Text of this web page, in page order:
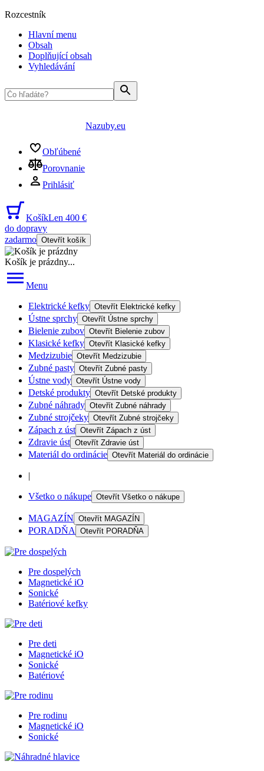
Rozcestník
Hlavní menu
Obsah
Doplňující obsah
Vyhledávání
Nazuby.eu
Obľúbené
Porovnanie
Prihlásiť
KošíkLen 400 €
do dopravy
zadarmo Otevřít košík
Košík je prázdny...
Menu
Elektrické kefky Otevřít Elektrické kefky
Ústne sprchy Otevřít Ústne sprchy
Bielenie zubov Otevřít Bielenie zubov
Klasické kefky Otevřít Klasické kefky
Medzizubie Otevřít Medzizubie
Zubné pasty Otevřít Zubné pasty
Ústne vody Otevřít Ústne vody
Detské produkty Otevřít Detské produkty
Zubné náhrady Otevřít Zubné náhrady
Zubné strojčeky Otevřít Zubné strojčeky
Zápach z úst Otevřít Zápach z úst
Zdravie úst Otevřít Zdravie úst
Materiál do ordinácie Otevřít Materiál do ordinácie
|
Všetko o nákupe Otevřít Všetko o nákupe
MAGAZÍN Otevřít MAGAZÍN
PORADŇA Otevřít PORADŇA
Pre dospelých
Magnetické iO
Sonické
Batériové kefky
Pre deti
Magnetické iO
Sonické
Batériové
Pre rodinu
Magnetické iO
Sonické